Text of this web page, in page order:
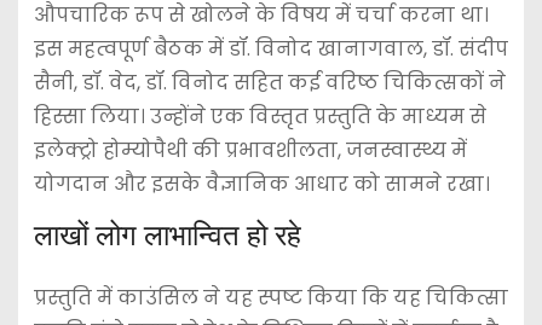
औपचारिक रूप से खोलने के विषय में चर्चा करना था।
इस महत्वपूर्ण बैठक में डॉ. विनोद खानागवाल, डॉ. संदीप
सैनी, डॉ. वेद, डॉ. विनोद सहित कई वरिष्ठ चिकित्सकों ने
हिस्सा लिया। उन्होंने एक विस्तृत प्रस्तुति के माध्यम से
इलेक्ट्रो होम्योपैथी की प्रभावशीलता, जनस्वास्थ्य में
योगदान और इसके वैज्ञानिक आधार को सामने रखा।
लाखों लोग लाभान्वित हो रहे
प्रस्तुति में काउंसिल ने यह स्पष्ट किया कि यह चिकित्सा